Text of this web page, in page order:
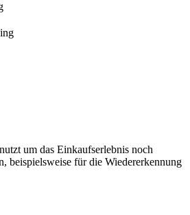
um das Einkaufserlebnis noch
beispielsweise für die Wiedererkennung